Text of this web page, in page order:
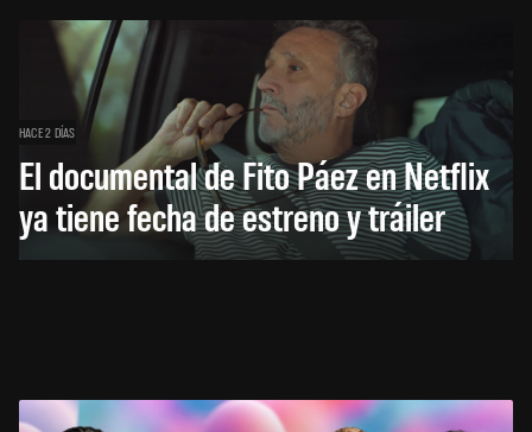
HACE 2 DÍAS
El documental de Fito Páez en Netflix
ya tiene fecha de estreno y tráiler